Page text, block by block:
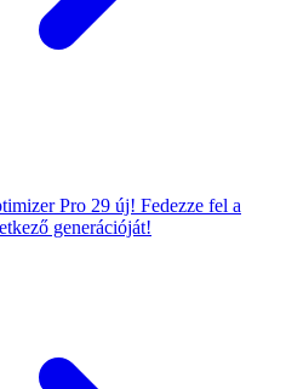
Pro 29 új! Fedezze fel a
generációját!